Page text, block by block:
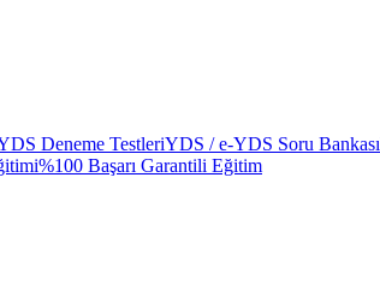
Deneme TestleriYDS / e-YDS Soru Bankası
%100 Başarı Garantili Eğitim